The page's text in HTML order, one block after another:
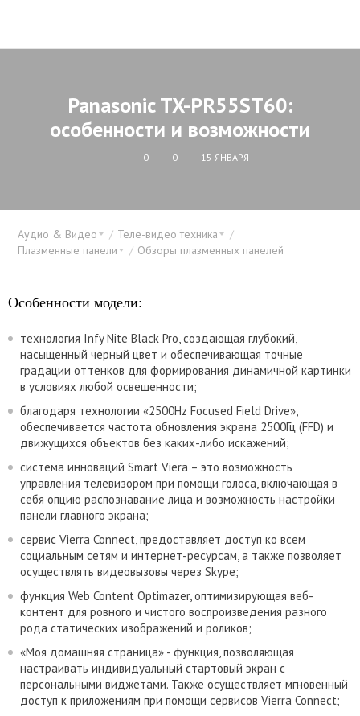
Panasonic TX-PR55ST60:
особенности и возможности
0 0 15 ЯНВАРЯ
Аудио & Видео
Теле-видео техника
Плазменные панели
Обзоры плазменных панелей
Особенности модели:
технология Infy Nite Black Pro, создающая глубокий,
насыщенный черный цвет и обеспечивающая точные
градации оттенков для формирования динамичной картинки
в условиях любой освещенности;
благодаря технологии «2500Hz Focused Field Drive»,
обеспечивается частота обновления экрана 2500Гц (FFD) и
движущихся объектов без каких-либо искажений;
система инноваций Smart Viera – это возможность
управления телевизором при помощи голоса, включающая в
себя опцию распознавание лица и возможность настройки
панели главного экрана;
сервис Vierra Connect, предоставляет доступ ко всем
социальным сетям и интернет-ресурсам, а также позволяет
осуществлять видеовызовы через Skype;
функция Web Content Optimazer, оптимизирующая веб-
контент для ровного и чистого воспроизведения разного
рода статических изображений и роликов;
«Моя домашняя страница» - функция, позволяющая
настраивать индивидуальный стартовый экран с
персональными виджетами. Также осуществляет мгновенный
доступ к приложениям при помощи сервисов Vierra Connect;